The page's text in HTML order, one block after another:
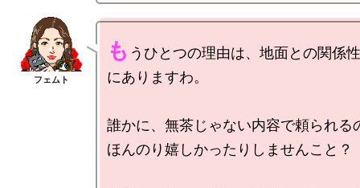
も うひとつの理由は、地面との関係
にありますわ。
誰かに、無茶じゃない内容で頼られる
ほんのり嬉しかったりしませんこと？